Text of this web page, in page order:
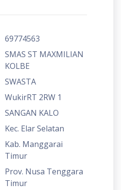
69774563
SMAS ST MAXMILIAN
KOLBE
SWASTA
WukirRT 2RW 1
SANGAN KALO
Kec. Elar Selatan
Kab. Manggarai
Timur
Prov. Nusa Tenggara
Timur